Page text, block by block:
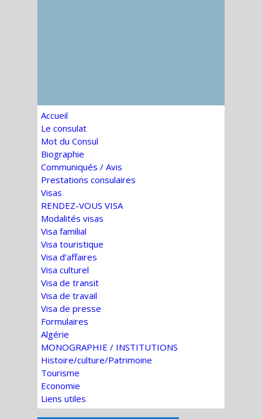
Accueil
Le consulat
Mot du Consul
Biographie
Communiqués / Avis
Prestations consulaires
Visas
RENDEZ-VOUS VISA
Modalités visas
Visa familial
Visa touristique
Visa d’affaires
Visa culturel
Visa de transit
Visa de travail
Visa de presse
Formulaires
Algérie
MONOGRAPHIE / INSTITUTIONS
Histoire/culture/Patrimoine
Tourisme
Economie
Liens utiles